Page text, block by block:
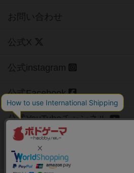
お問い合わせ
公式X
公式instagram
公式Facebook
公式YouTubeチャンネル